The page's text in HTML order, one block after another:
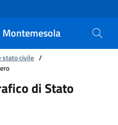
Montemesola
stato civile /
di Stato Libero
di Stato